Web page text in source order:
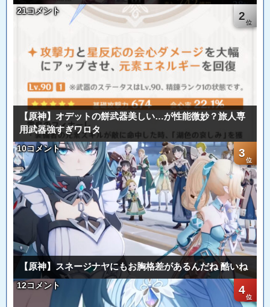
2
21コメント
【原神】オデットの餅武器美しい…が性能微妙？旅人専
用武器強すぎワロタ
3
10コメント
【原神】スネージナヤにもお胸格差があるんだね 酷いね
4
12コメント